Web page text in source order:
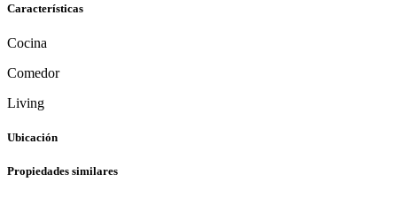
Características
Cocina
Comedor
Living
Ubicación
Propiedades similares